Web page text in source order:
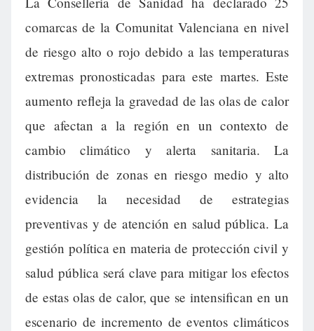
comarcas de la Comunitat Valenciana en nivel
de riesgo alto o rojo debido a las temperaturas
extremas pronosticadas para este martes. Este
aumento refleja la gravedad de las olas de calor
que afectan a la región en un contexto de
cambio climático y alerta sanitaria. La
distribución de zonas en riesgo medio y alto
evidencia la necesidad de estrategias
preventivas y de atención en salud pública. La
gestión política en materia de protección civil y
salud pública será clave para mitigar los efectos
de estas olas de calor, que se intensifican en un
escenario de incremento de eventos climáticos